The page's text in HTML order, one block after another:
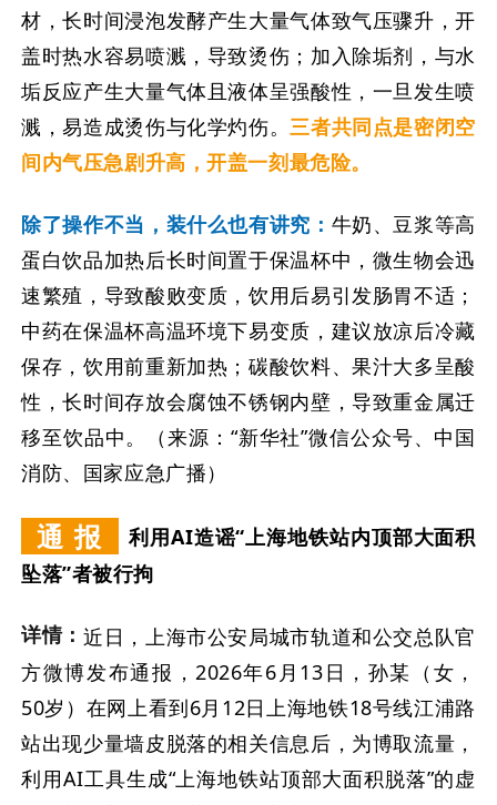
材，长时间浸泡发酵产生大量气体致气压骤升，开
盖时热水容易喷溅，导致烫伤；加入除垢剂，与水
垢反应产生大量气体且液体呈强酸性，一旦发生喷
溅，易造成烫伤与化学灼伤。三者共同点是密闭空
间内气压急剧升高，开盖一刻最危险。
除了操作不当，装什么也有讲究： 牛奶、豆浆等高
蛋白饮品加热后长时间置于保温杯中，微生物会迅
速繁殖，导致酸败变质，饮用后易引发肠胃不适；
中药在保温杯高温环境下易变质，建议放凉后冷藏
保存，饮用前重新加热；碳酸饮料、果汁大多呈酸
性，长时间存放会腐蚀不锈钢内壁，导致重金属迁
移至饮品中。（来源：“新华社”微信公众号、中国
消防、国家应急广播）
通 报
利用AI造谣“上海地铁站内顶部大面积
坠落”者被行拘
详情：近日，上海市公安局城市轨道和公交总队官
方微博发布通报，2026年6月13日，孙某（女，
50岁）在网上看到6月12日上海地铁18号线江浦路
站出现少量墙皮脱落的相关信息后，为博取流量，
利用AI工具生成“上海地铁站顶部大面积脱落”的虚